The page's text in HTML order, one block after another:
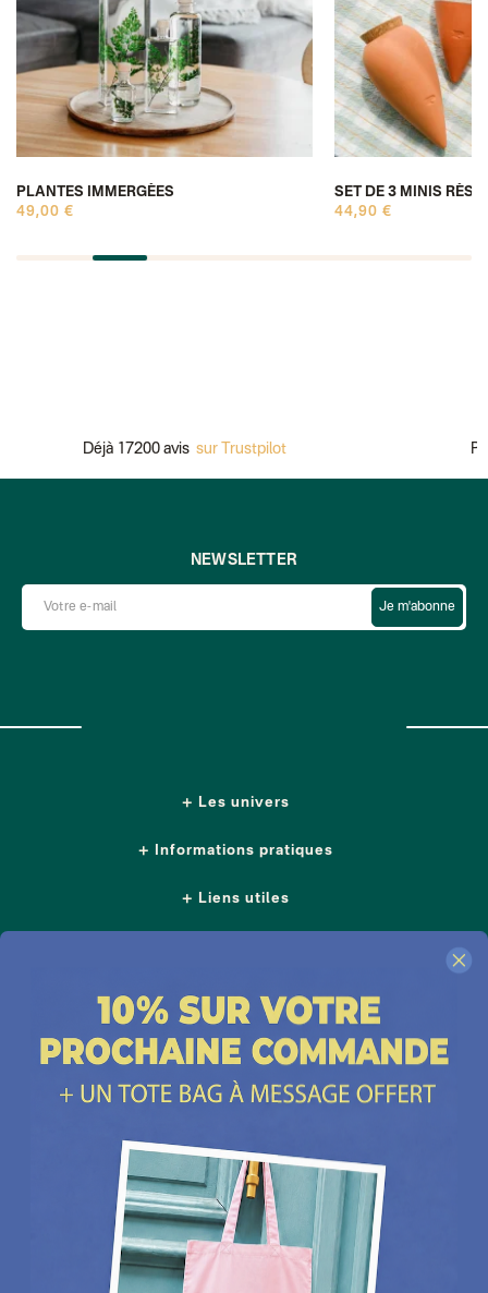
PLANTES IMMERGÉES
49,00 €
SET DE 3 MINIS
44,90 €
Déjà 17200 avis sur Trustpilot
Les univers
Informations pratiques
Liens utiles
NEWSLETTER
Je m'abonne
Nos boutiques
Contactez-nous
Plus d'idées cadeaux
Depuis 2014, Les Raffineurs proposent une sélection de produits pour dénicher
cadeau hommecomme uncadeau femme cadeau insolite, un
ou encore un cadeau coup de cœur. Les Raffineurs, c'est aussi des
expériences à vivre ou à offrir à Paris, à Lyon et dans toute la France. Plus de
françaises et créateurs du monde entier à retrouver sur notre site ou à
découvrir dans nos boutiques cadeau à Paris et Lille :Paris - Bastille ,
cheminée de table, unpot en céramique intelligent t-shirt personnalisé papa